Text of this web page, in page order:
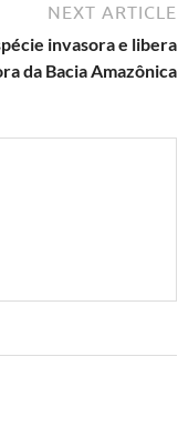
NEXT ARTICLE
invasora e libera
da Bacia Amazônica